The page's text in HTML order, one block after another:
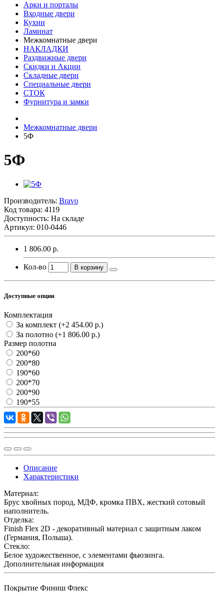
Арки и порталы
Входные двери
Кухни
Ламинат
Межкомнатные двери
НАКЛАДКИ
Раздвижные двери
Скидки и Акции
Складные двери
Специальные двери
СТОК
Фурнитура и замки
Межкомнатные двери
5Ф
5Ф
Производитель: Bravo
Код товара: 4119
Доступность: На складе
Артикул: 010-0446
1 806.00 р.
Кол-во В корзину
Доступные опции
Комплектация
За комплект (+2 454.00 р.)
За полотно (+1 806.00 р.)
Размер полотна
200*60
200*80
190*60
200*70
200*90
190*55
Описание
Характеристики
Материал:
Брус хвойных пород, МДФ, кромка ПВХ, жесткий сотовый
наполнитель.
Отделка:
Finish Flex 2D - декоративный материал с защитным лаком
(Германия, Польша).
Стекло:
Белое художественное, с элементами фьюзинга.
Дополнительная информация
Покрытие Финиш Флекс